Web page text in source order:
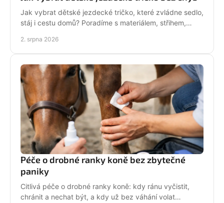
Jak vybrat dětské jezdecké tričko, které zvládne sedlo,
stáj i cestu domů? Poradíme s materiálem, střihem,
2. srpna 2026
Péče o drobné ranky koně bez zbytečné
paniky
Citlivá péče o drobné ranky koně: kdy ránu vyčistit,
chránit a nechat být, a kdy už bez váhání volat